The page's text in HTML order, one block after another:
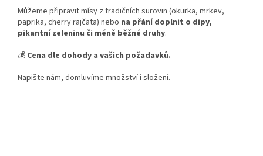
Můžeme připravit mísy z tradičních surovin (okurka, mrkev,
paprika, cherry rajčata) nebo na přání doplnit o dipy,
pikantní zeleninu či méně běžné druhy.
💰 Cena dle dohody a vašich požadavků.
Napište nám, domluvíme množství i složení.